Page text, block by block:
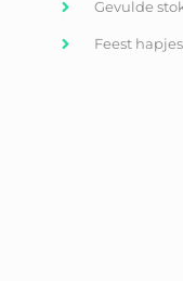
Gevulde
Feest hapjes